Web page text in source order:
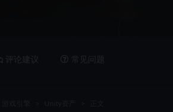
评论建议 常见问题